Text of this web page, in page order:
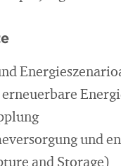
und
and Storage)